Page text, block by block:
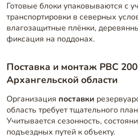
Готовые блоки упаковываются с
транспортировки в северных
влагозащитные плёнки,
фиксация на поддонах.
Поставка и монтаж РВС 200
Архангельской области
Организация поставки
область требует тщательного
Учитывается сезонность,
подъездных путей к объекту.